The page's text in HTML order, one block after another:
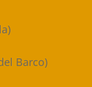
Barco)